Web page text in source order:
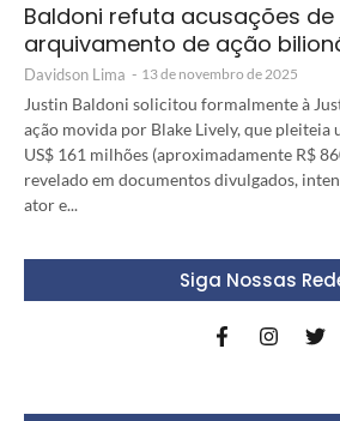
Baldoni refuta acusações de
arquivamento de ação
Davidson Lima - 13 de novembro de 2025
Justin Baldoni solicitou formalmente à
ação movida por Blake Lively, que pleiteia
US$ 161 milhões (aproximadamente R$
revelado em documentos divulgados,
ator e...
Siga Nossas